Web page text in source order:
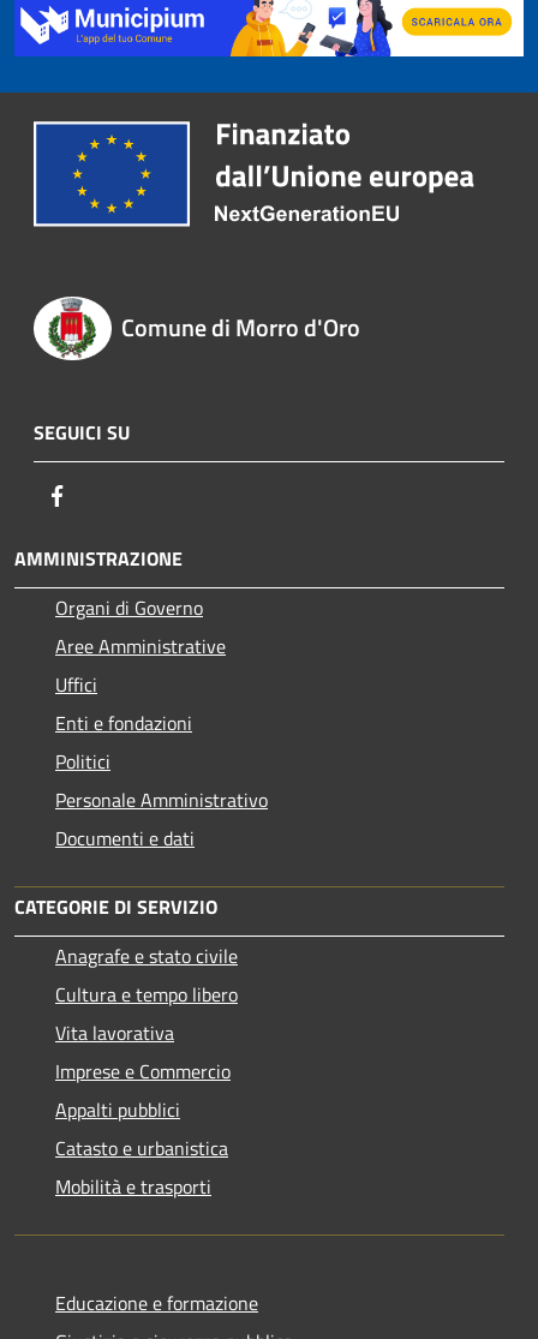
Comune di Morro d'Oro
SEGUICI SU
AMMINISTRAZIONE
Organi di Governo
Aree Amministrative
Uffici
Enti e fondazioni
Politici
Personale Amministrativo
Documenti e dati
CATEGORIE DI SERVIZIO
Anagrafe e stato civile
Cultura e tempo libero
Vita lavorativa
Imprese e Commercio
Appalti pubblici
Catasto e urbanistica
Mobilità e trasporti
Educazione e formazione